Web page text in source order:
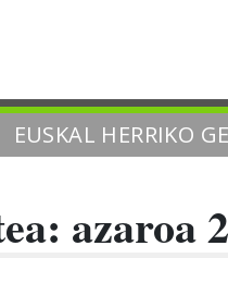
EUSKAL HERRIKO
azaroa